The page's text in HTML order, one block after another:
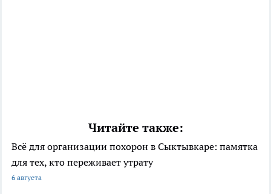
Читайте также:
Всё для организации похорон в Сыктывкаре: памятка
для тех, кто переживает утрату
6 августа